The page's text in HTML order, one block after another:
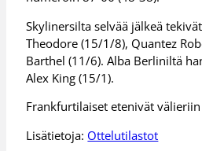
Skylinersilta selvää jälkeä
Theodore (15/1/8), Quantez
Barthel (11/6). Alba Berliniltä
Alex King (15/1).
Frankfurtilaiset etenivät
Lisätietoja: Ottelutilastot